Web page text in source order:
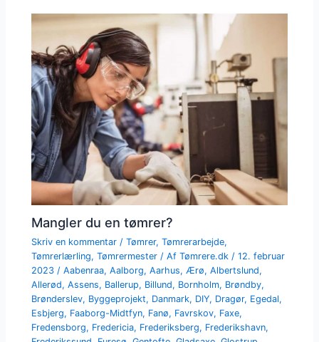
Mangler du en tømrer?
Skriv en kommentar /Tømrer,Tømrerarbejde,
Tømrerlærling,Tømrermester / AfTømrere.dk /12. februar
2023 /Aabenraa,Aalborg,Aarhus, Ærø,Albertslund,
Allerød,Assens, Ballerup, Billund, Bornholm, Brøndby,
Brønderslev, Byggeprojekt, Danmark, DIY, Dragør, Egedal,
Esbjerg, Faaborg-Midtfyn, Fanø, Favrskov, Faxe,
Fredensborg, Fredericia, Frederiksberg, Frederikshavn,